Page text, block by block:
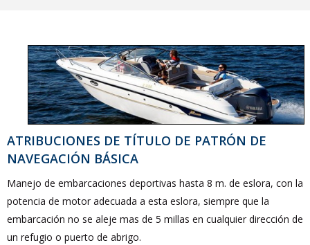
ATRIBUCIONES DE TÍTULO DE PATRÓN DE
NAVEGACIÓN BÁSICA
Manejo de embarcaciones deportivas hasta 8 m. de eslora, con la
potencia de motor adecuada a esta eslora, siempre que la
embarcación no se aleje mas de 5 millas en cualquier dirección de
un refugio o puerto de abrigo.